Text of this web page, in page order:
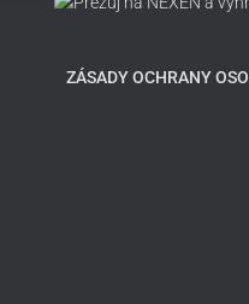
ZÁSADY OCHRANY